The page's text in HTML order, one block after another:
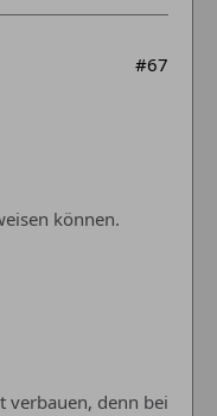
#67
können.
verbauen, denn bei